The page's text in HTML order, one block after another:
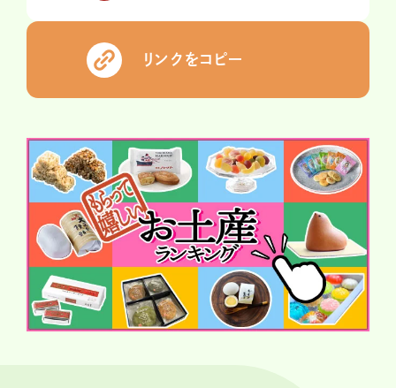
リンクをコピー